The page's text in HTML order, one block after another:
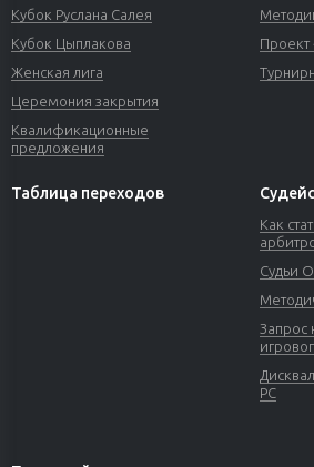
Кубок Руслана Салея
Кубок Цыплакова
Женская лига
Церемония закрытия
Квалификационные
предложения
Проект
Таблица переходов
Как
Судьи
Запрос
РС